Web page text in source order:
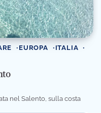
EUROPA
ITALIA
nel Salento, sulla costa